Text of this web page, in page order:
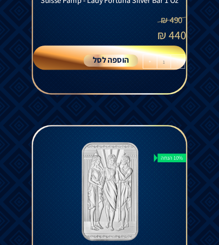
490
₪
440
₪
-
+ הוספה לסל
10% הנחה